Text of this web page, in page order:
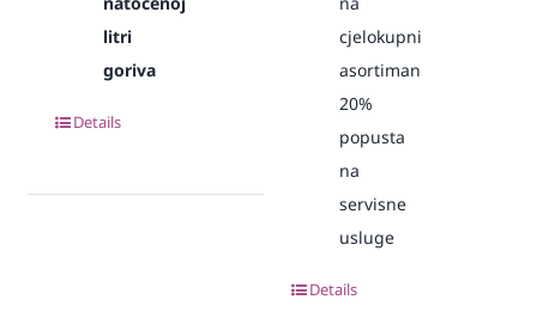
litri
goriva
Details
cjelokupni
asortiman
20%
popusta
na
servisne
usluge
Details